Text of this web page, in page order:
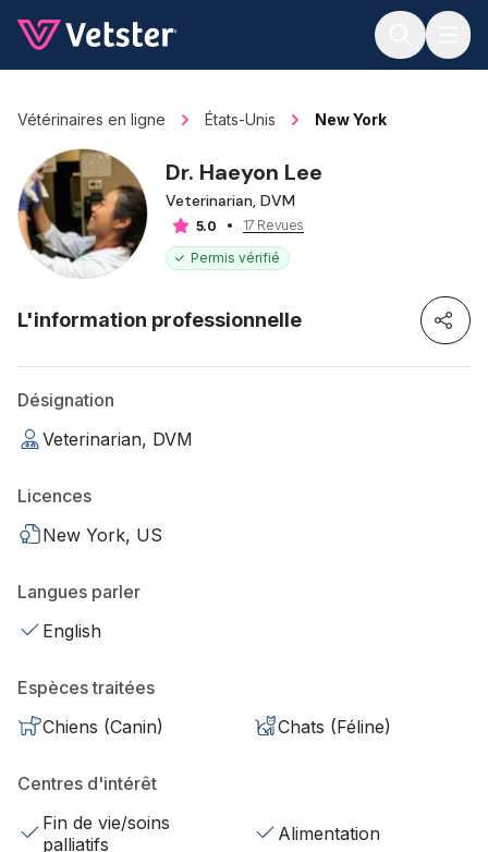
Vétérinaires en ligne États-Unis New York
Dr. Haeyon Lee
Veterinarian, DVM
5.0
17 Revues
Permis vérifié
L'information professionnelle
Désignation
Veterinarian, DVM
Licences
New York, US
Langues parler
English
Espèces traitées
Chiens (Canin)
Chats (Féline)
Centres d'intérêt
Fin de vie/soins
palliatifs
Alimentation